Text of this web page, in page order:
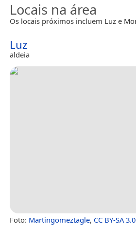
Locais na área
Os locais próximos incluem Luz e
Luz
aldeia
Foto: Martingomeztagle, CC BY-SA 3.0